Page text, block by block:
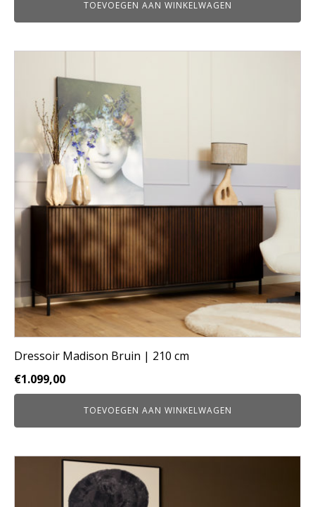
TOEVOEGEN AAN WINKELWAGEN
Dressoir Madison Bruin | 210 cm
€1.099,00
TOEVOEGEN AAN WINKELWAGEN